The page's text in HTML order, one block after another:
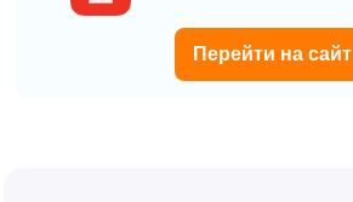
Перейти на сайт